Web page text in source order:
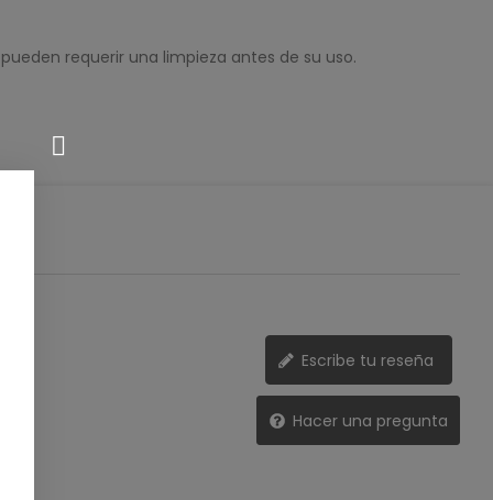
requerir una limpieza antes de su uso.
Escribe tu reseña
Hacer una pregunta